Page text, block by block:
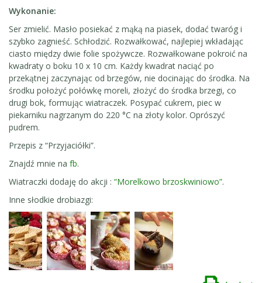
Wykonanie:
Ser zmielić. Masło posiekać z mąką na piasek, dodać twaróg i
szybko zagnieść. Schłodzić. Rozwałkować, najlepiej wkładając
ciasto między dwie folie spożywcze. Rozwałkowane pokroić na
kwadraty o boku 10 x 10 cm. Każdy kwadrat naciąć po
przekątnej zaczynając od brzegów, nie docinając do środka. Na
środku położyć połówkę moreli, złożyć do środka brzegi, co
drugi bok, formując wiatraczek. Posypać cukrem, piec w
piekarniku nagrzanym do 220 °C na złoty kolor. Oprószyć
pudrem.
Przepis z “Przyjaciółki”.
Znajdź mnie na fb.
Wiatraczki dodaję do akcji : “Morelkowo brzoskwiniowo”.
Inne słodkie drobiazgi: